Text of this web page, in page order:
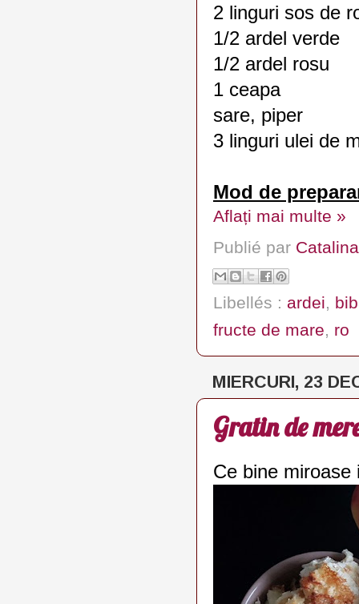
2 linguri sos de
1/2 ardel verde
1/2 ardel rosu
1 ceapa
sare, piper
3 linguri ulei de
Mod de
Aflați mai multe »
Publié par Catalina
Libellés : ardei,
fructe de mare, ro
MIERCURI, 23
Gratin de
Ce bine